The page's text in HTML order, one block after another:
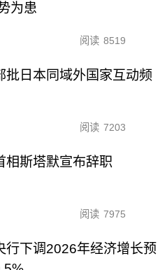
为患
阅读 8519
批日本同域外国家互动频
阅读 7203
相斯塔默宣布辞职
阅读 7975
行下调2026年经济增长预